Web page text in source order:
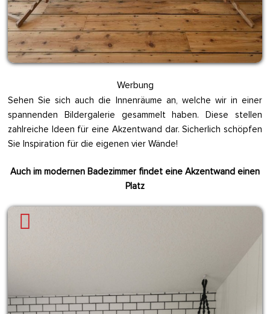
Werbung
Sehen Sie sich auch die Innenräume an, welche wir in einer
spannenden Bildergalerie gesammelt haben. Diese stellen
zahlreiche Ideen für eine Akzentwand dar. Sicherlich schöpfen
Sie Inspiration für die eigenen vier Wände!
Auch im modernen Badezimmer findet eine Akzentwand einen
Platz